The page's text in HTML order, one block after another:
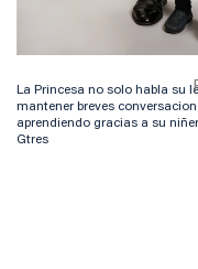
La Princesa no solo habla su
mantener breves
aprendiendo gracias a su
Gtres